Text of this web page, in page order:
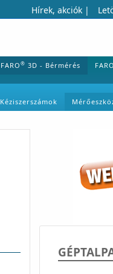
Hírek, akciók |
FARO® 3D - Bérmérés FARO
Kéziszerszámok